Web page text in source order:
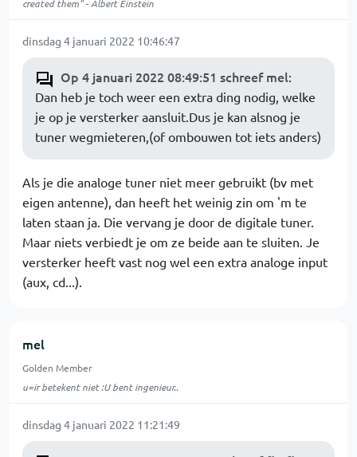
created them" - Albert Einstein
dinsdag 4 januari 2022 10:46:47
Op 4 januari 2022 08:49:51 schreef mel:
Dan heb je toch weer een extra ding nodig, welke
je op je versterker aansluit.Dus je kan alsnog je
tuner wegmieteren,(of ombouwen tot iets anders)
Als je die analoge tuner niet meer gebruikt (bv met
eigen antenne), dan heeft het weinig zin om 'm te
laten staan ja. Die vervang je door de digitale tuner.
Maar niets verbiedt je om ze beide aan te sluiten. Je
versterker heeft vast nog wel een extra analoge input
(aux, cd...).
mel
Golden Member
u=ir betekent niet :U bent ingenieur..
dinsdag 4 januari 2022 11:21:49